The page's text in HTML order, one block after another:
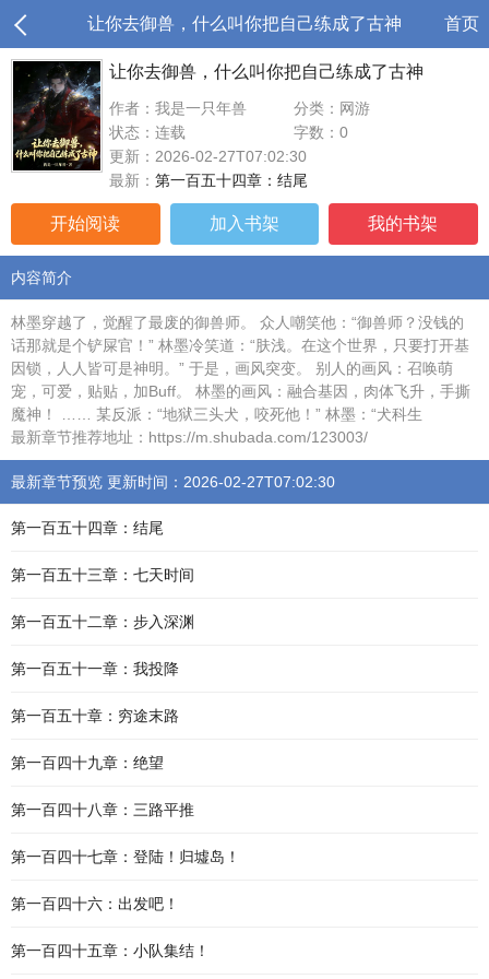
让你去御兽，什么叫你把自己练成了古神 首页
让你去御兽，什么叫你把自己练成了古神
作者：我是一只年兽
分类：网游
状态：连载
字数：0
更新：2026-02-27T07:02:30
最新： 第一百五十四章：结尾
开始阅读 加入书架 我的书架
内容简介
林墨穿越了，觉醒了最废的御兽师。 众人嘲笑他：“御兽师？没钱的
话那就是个铲屎官！” 林墨冷笑道：“肤浅。在这个世界，只要打开基
因锁，人人皆可是神明。” 于是，画风突变。 别人的画风：召唤萌
宠，可爱，贴贴，加Buff。 林墨的画风：融合基因，肉体飞升，手撕
魔神！ …… 某反派：“地狱三头犬，咬死他！” 林墨：“犬科生
最新章节推荐地址：https://m.shubada.com/123003/
最新章节预览 更新时间：2026-02-27T07:02:30
第一百五十四章：结尾
第一百五十三章：七天时间
第一百五十二章：步入深渊
第一百五十一章：我投降
第一百五十章：穷途末路
第一百四十九章：绝望
第一百四十八章：三路平推
第一百四十七章：登陆！归墟岛！
第一百四十六：出发吧！
第一百四十五章：小队集结！